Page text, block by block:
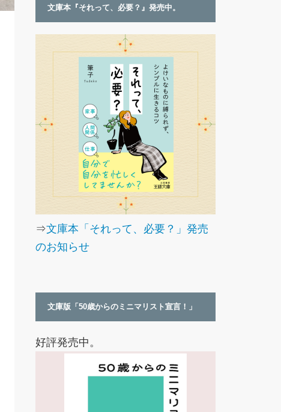
文庫本『それって、必要？』発売中。
⇒文庫本「それって、必要？」発売
のお知らせ
文庫版「50歳からのミニマリスト宣言！」
好評発売中。